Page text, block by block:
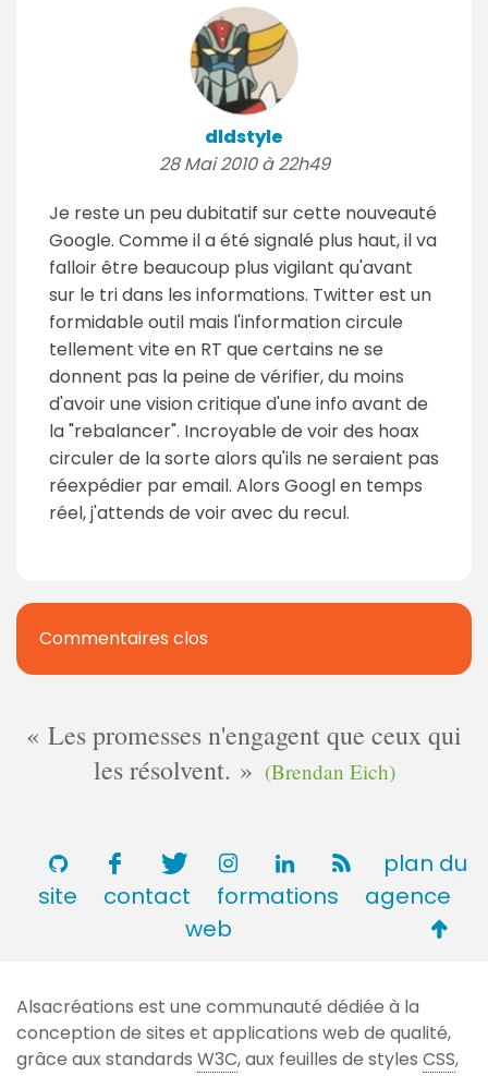
dldstyle
28 Mai 2010 à 22h49
Je reste un peu dubitatif sur cette nouveauté
Google. Comme il a été signalé plus haut, il va
falloir être beaucoup plus vigilant qu'avant
sur le tri dans les informations. Twitter est un
formidable outil mais l'information circule
tellement vite en RT que certains ne se
donnent pas la peine de vérifier, du moins
d'avoir une vision critique d'une info avant de
la "rebalancer". Incroyable de voir des hoax
circuler de la sorte alors qu'ils ne seraient pas
réexpédier par email. Alors Googl en temps
réel, j'attends de voir avec du recul.
Commentaires clos
Les promesses n'engagent que ceux qui
les résolvent.
(Brendan Eich)
plan du
site
contact formations
agence
web
de
page
Alsacréations est une communauté dédiée à la
conception de sites et applications web de qualité,
grâce aux standards W3C, aux feuilles de styles CSS,